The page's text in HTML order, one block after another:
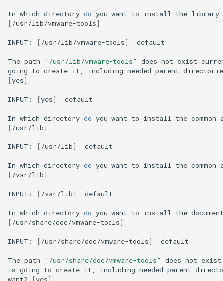
In which directory do you want to install the library
[ /usr/lib/vmware-tools]
INPUT: [ /usr/lib/vmware-tools] default
The path "/usr/lib/vmware-tools" does not exist
going to create it, including needed parent
[yes]
INPUT: [yes] default
In which directory do you want to install the common
[ /usr/lib]
INPUT: [ /usr/lib] default
In which directory do you want to install the common
[ /var/lib]
INPUT: [ /var/lib] default
In which directory do you want to install the
[ /usr/share/doc/vmware-tools]
INPUT: [ /usr/share/doc/vmware-tools] default
The path "/usr/share/doc/vmware-tools" does not exist
is going to create it, including needed parent
want?
[yes]